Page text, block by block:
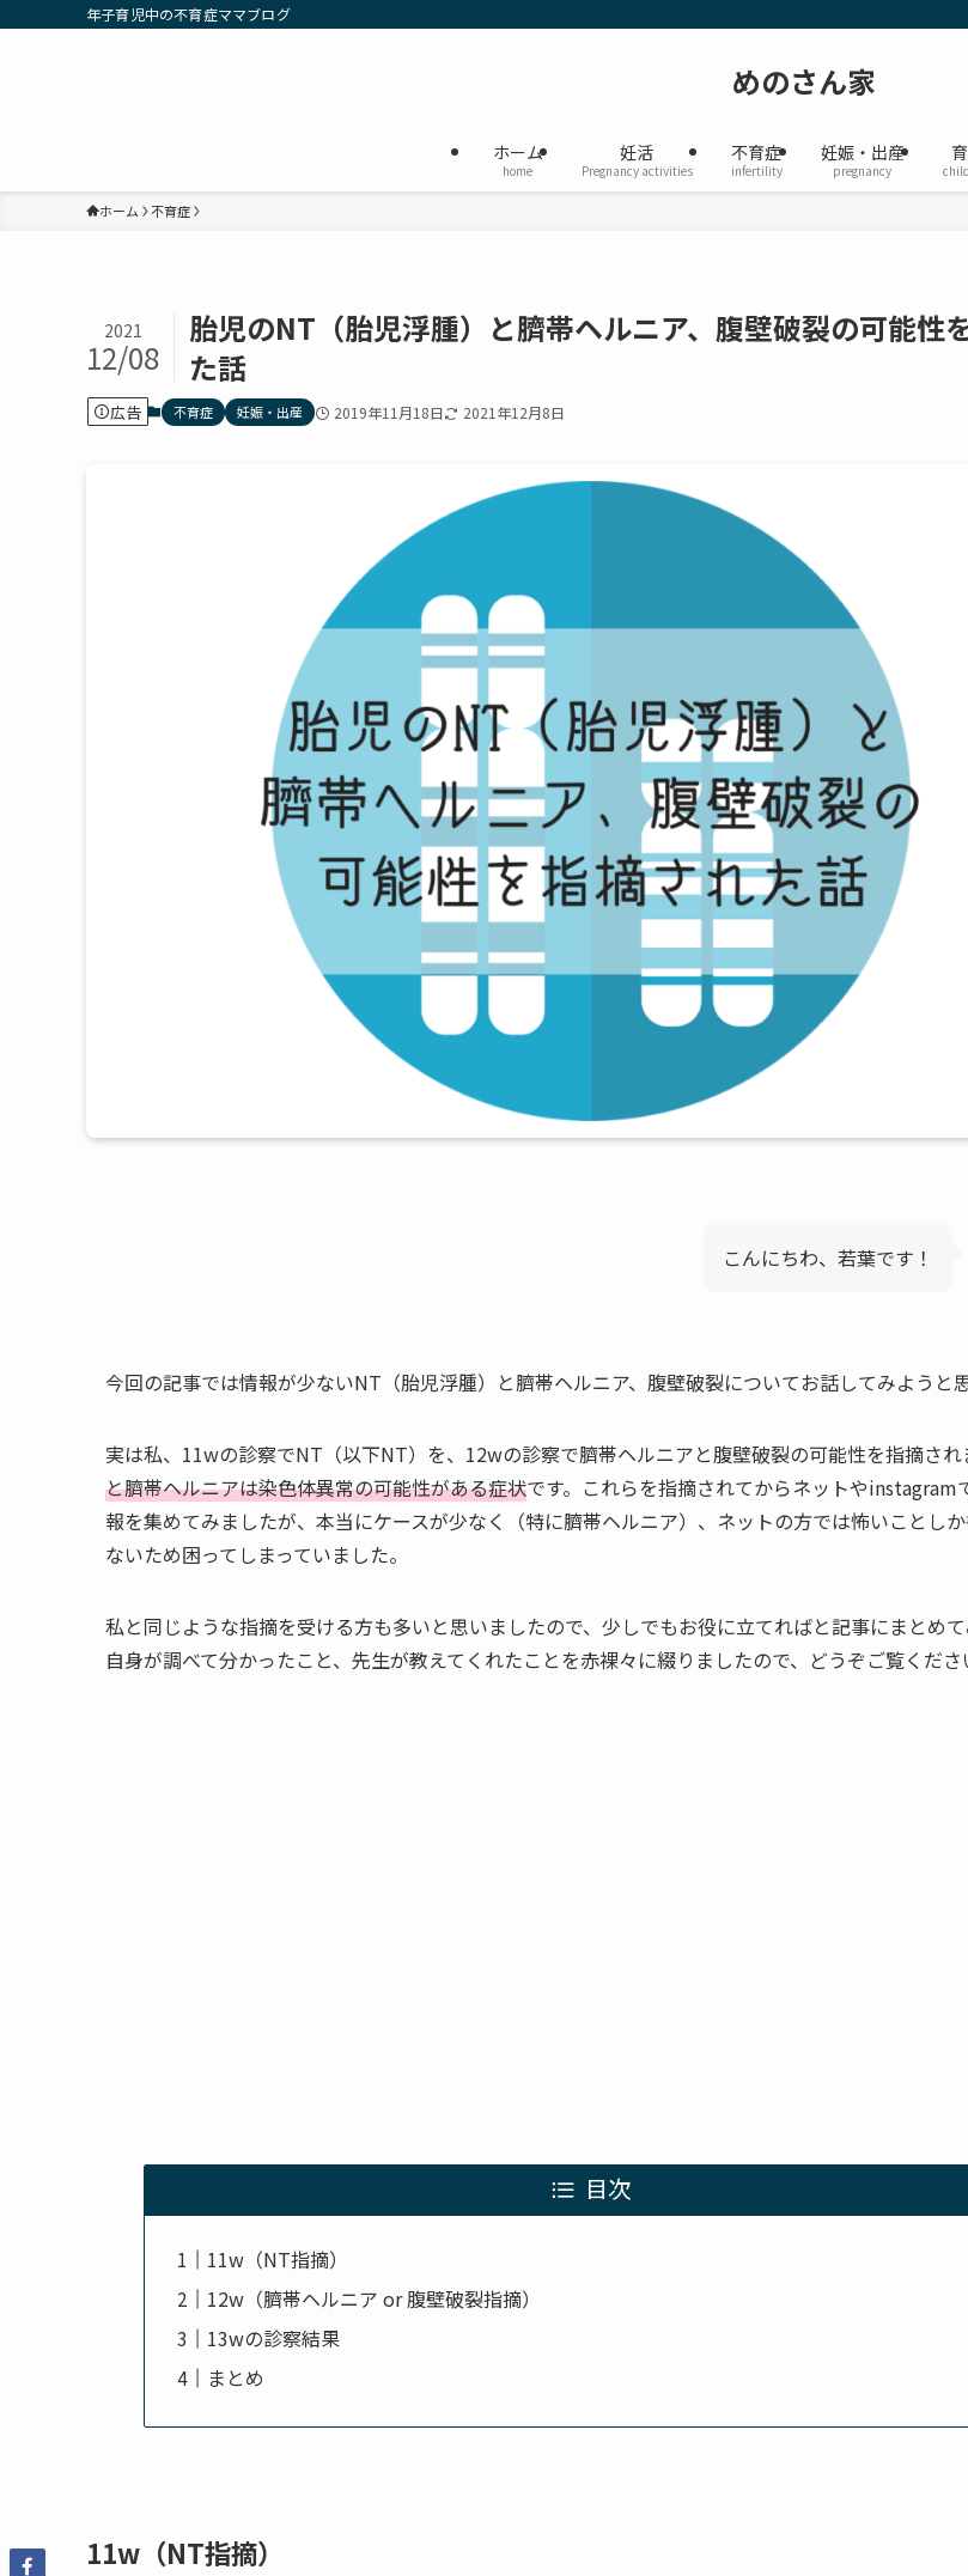
年子育児中の不育症ママブログ
めのさん家
ホーム
home
妊活
Pregnancy activities
不育症
infertility
妊娠・出産
pregnancy
ホーム 不育症
胎児のNT（胎児浮腫）と臍帯ヘルニア、腹壁破裂の可能性
た話
2021
12/08
広告 不育症 妊娠・出産 2019年11月18日 2021年12月8日
こんにちわ、若葉です！
今回の記事では情報が少ないNT（胎児浮腫）と臍帯ヘルニア、腹壁破裂についてお話してみようと思
実は私、11wの診察でNT（以下NT）を、12wの診察で臍帯ヘルニアと腹壁破裂の可能性を指摘され
と臍帯ヘルニアは染色体異常の可能性がある症状です。これらを指摘されてからネットやinstagram
報を集めてみましたが、本当にケースが少なく（特に臍帯ヘルニア）、ネットの方では怖いことし
ないため困ってしまっていました。
私と同じような指摘を受ける方も多いと思いましたので、少しでもお役に立てればと記事にまとめ
自身が調べて分かったこと、先生が教えてくれたことを赤裸々に綴りましたので、どうぞご覧くださ
目次
11w（NT指摘）
12w（臍帯ヘルニア or 腹壁破裂指摘）
13wの診察結果
まとめ
11w（NT指摘）